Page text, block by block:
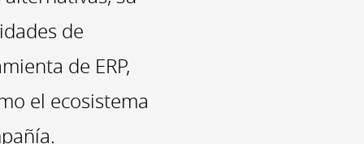
de
de ERP,
el ecosistema